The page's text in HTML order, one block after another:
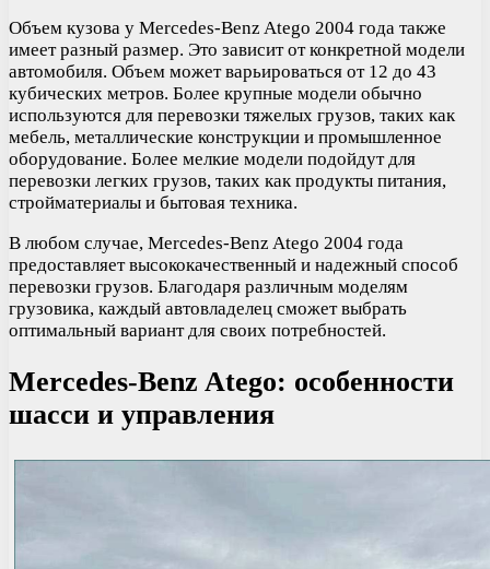
Объем кузова у Mercedes-Benz Atego 2004 года также
имеет разный размер. Это зависит от конкретной модели
автомобиля. Объем может варьироваться от 12 до 43
кубических метров. Более крупные модели обычно
используются для перевозки тяжелых грузов, таких как
мебель, металлические конструкции и промышленное
оборудование. Более мелкие модели подойдут для
перевозки легких грузов, таких как продукты питания,
стройматериалы и бытовая техника.
В любом случае, Mercedes-Benz Atego 2004 года
предоставляет высококачественный и надежный способ
перевозки грузов. Благодаря различным моделям
грузовика, каждый автовладелец сможет выбрать
оптимальный вариант для своих потребностей.
Mercedes-Benz Atego: особенности
шасси и управления